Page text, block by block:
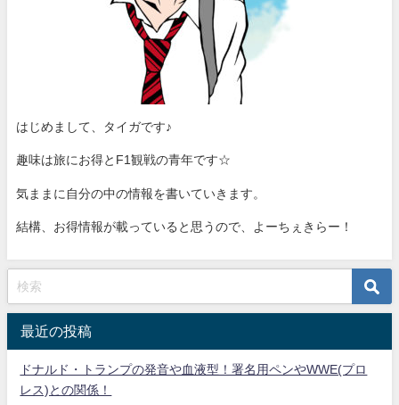
はじめまして、タイガです♪
趣味は旅にお得とF1観戦の青年です☆
気ままに自分の中の情報を書いていきます。
結構、お得情報が載っていると思うので、よーちぇきらー！
最近の投稿
ドナルド・トランプの発音や血液型！署名用ペンやWWE(プロ
レス)との関係！